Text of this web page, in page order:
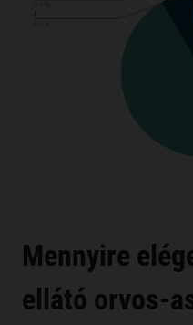
Mennyire
ellátó orvos-